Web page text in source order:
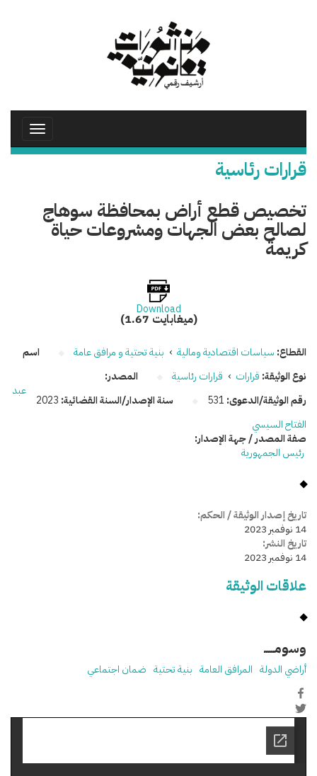
Toggle
قرارات رئاسية
تخصيص قطع أراض بمحافظة سوهاج
لصالح بعض الجهات ومشروعات حياة
كريمة
Download
(1.67 ميغابايت)
القطاع: سياسات اقتصادية ومالية › بنية تحتية و مرافق عامة
نوع الوثيقة: قرارات › قرارات رئاسية
رقم الوثيقة/الدعوى: 531 سنة الإصدار/السنة القضائية: 2023
اسم
المصدر:
عبد
الفتاح السيسي
صفة المصدر / جهة الإصدار:
رئيس الجمهورية
تاريخ إصدار الوثيقة / الحكم:
14 نوفمبر 2023
تاريخ النشر:
14 نوفمبر 2023
علاقات الوثيقة
وسومـــــ
أراضي الدولة المرافق العامة بنية تحتية ضمان اجتماعي